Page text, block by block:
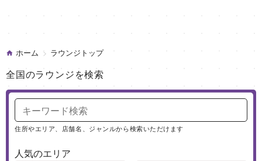
ホーム ラウンジトップ
全国のラウンジを検索
住所やエリア、店舗名、ジャンルから検索いただけます
人気のエリア